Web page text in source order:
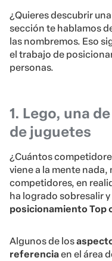
¿Quieres descubrir una
sección te hablamos
las nombremos. Eso
el trabajo de
personas.
1. Lego, una
de juguetes
¿Cuántos
viene a la mente
competidores, en
ha logrado sobresalir
posicionamiento Top
Algunos de los
referenciaen el área